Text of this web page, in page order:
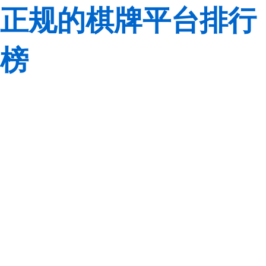
正规的棋牌平台排行
榜